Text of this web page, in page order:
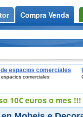
espacios comerciales
comerciales
Compra Venda
10€ euros o mes !!!